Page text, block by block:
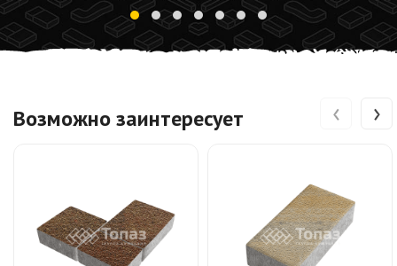
Возможно заинтересует ‹ ›